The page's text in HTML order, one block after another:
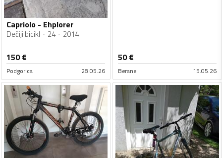
Capriolo - Ehplorer
Dečiji bicikl 24 2014
150€
Podgorica 28.05.26
50€
Berane 15.05.26